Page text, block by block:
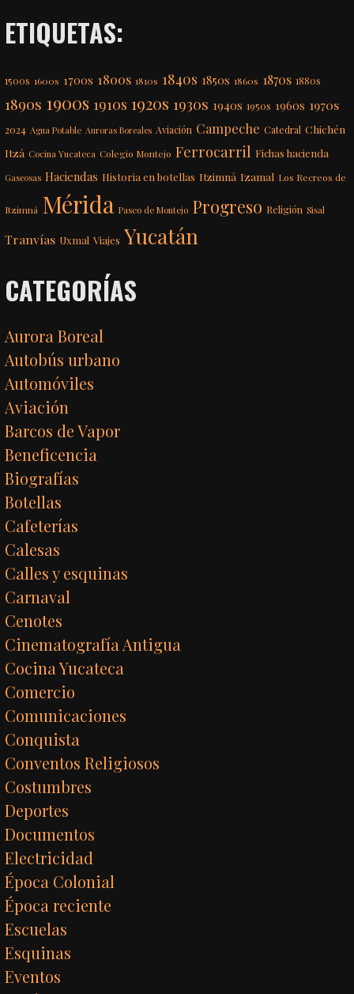
ETIQUETAS:
1500s 1600s 1700s 1800s 1810s 1840s 1850s 1860s 1870s 1880s
1890s 1900s 1910s 1920s 1930s 1940s 1950s 1960s 1970s
2024 Agua Potable Auroras Boreales Aviación Campeche Catedral Chichén
Itzá Cocina Yucateca Colegio Montejo Ferrocarril Fichas hacienda
Gaseosas Haciendas Historia en botellas Itzimná Izamal Los Recreos de
Itzimná Mérida Paseo de Montejo Progreso Religión Sisal
Tranvías Uxmal Viajes Yucatán
CATEGORÍAS
Aurora Boreal
Autobús urbano
Automóviles
Aviación
Barcos de Vapor
Beneficencia
Biografías
Botellas
Cafeterías
Calesas
Calles y esquinas
Carnaval
Cenotes
Cinematografía Antigua
Cocina Yucateca
Comercio
Comunicaciones
Conquista
Conventos Religiosos
Costumbres
Deportes
Documentos
Electricidad
Época Colonial
Época reciente
Escuelas
Esquinas
Eventos